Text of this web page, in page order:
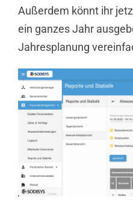
Außerdem könnt ihr
ein ganzes Jahr
Jahresplanung